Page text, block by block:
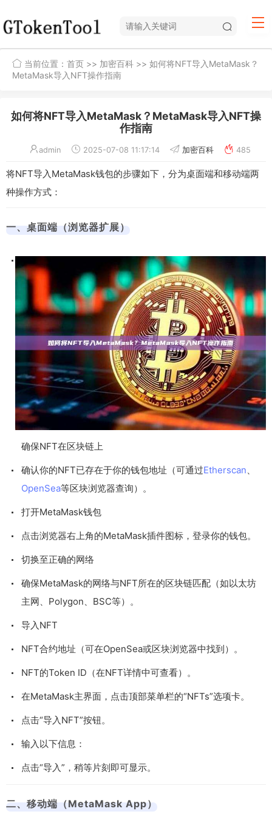
当前位置： 首页 >> 加密百科 >> 如何将NFT导入MetaMask？
MetaMask导入NFT操作指南
如何将NFT导入MetaMask？MetaMask导入NFT操
作指南
admin 2025-07-08 11:17:14 加密百科 485
将NFT导入MetaMask钱包的步骤如下，分为桌面端和移动端两
种操作方式：
一、桌面端（浏览器扩展）
确保NFT在区块链上
确认你的NFT已存在于你的钱包地址（可通过Etherscan、
OpenSea等区块浏览器查询）。
打开MetaMask钱包
点击浏览器右上角的MetaMask插件图标，登录你的钱包。
切换至正确的网络
确保MetaMask的网络与NFT所在的区块链匹配（如以太坊
主网、Polygon、BSC等）。
导入NFT
NFT合约地址（可在OpenSea或区块浏览器中找到）。
NFT的Token ID（在NFT详情中可查看）。
在MetaMask主界面，点击顶部菜单栏的“NFTs”选项卡。
点击“导入NFT”按钮。
输入以下信息：
点击“导入”，稍等片刻即可显示。
二、移动端（MetaMask App）